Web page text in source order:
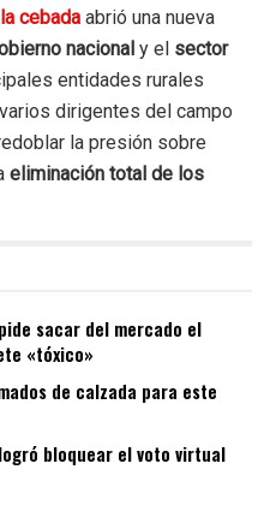
cebada abrió una nueva
nacional y el sector
entidades rurales
dirigentes del campo
la presión sobre
eliminación total de los
sacar del mercado el
«tóxico»
de calzada para este
bloquear el voto virtual